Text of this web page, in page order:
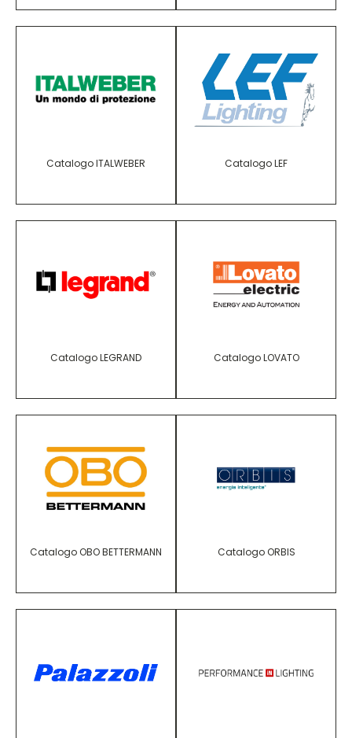
Catalogo ITALWEBER Catalogo LEF
Catalogo LEGRAND Catalogo LOVATO
Catalogo OBO BETTERMANN Catalogo ORBIS